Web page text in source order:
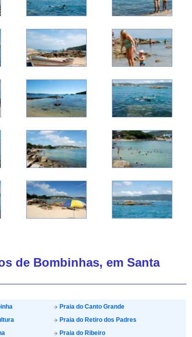
de Bombinhas, em Santa
Praia do Canto Grande
Praia do Retiro dos Padres
Praia do Ribeiro